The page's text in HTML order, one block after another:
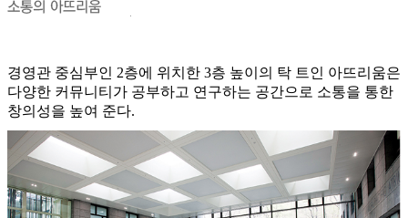
경영관 중심부인 2층에 위치한 3층 높이의 탁 트인 아뜨리움은
다양한 커뮤니티가 공부하고 연구하는 공간으로 소통을 통한
창의성을 높여 준다.